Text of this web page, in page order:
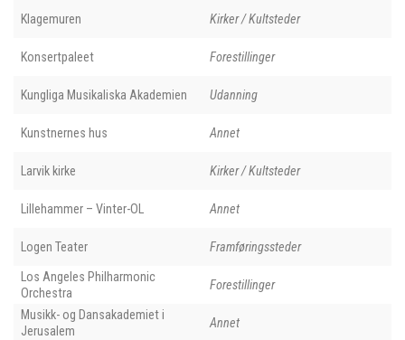
Klagemuren Kirker / Kultsteder
Konsertpaleet Forestillinger
Kungliga Musikaliska Akademien Udanning
Kunstnernes hus Annet
Larvik kirke Kirker / Kultsteder
Lillehammer – Vinter-OL Annet
Logen Teater Framføringssteder
Los Angeles Philharmonic
Orchestra
Forestillinger
Musikk- og Dansakademiet i
Jerusalem
Annet